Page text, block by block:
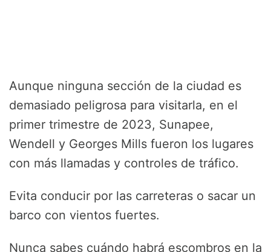
Aunque ninguna sección de la ciudad es
demasiado peligrosa para visitarla, en el
primer trimestre de 2023, Sunapee,
Wendell y Georges Mills fueron los lugares
con más llamadas y controles de tráfico.
Evita conducir por las carreteras o sacar un
barco con vientos fuertes.
Nunca sabes cuándo habrá escombros en la